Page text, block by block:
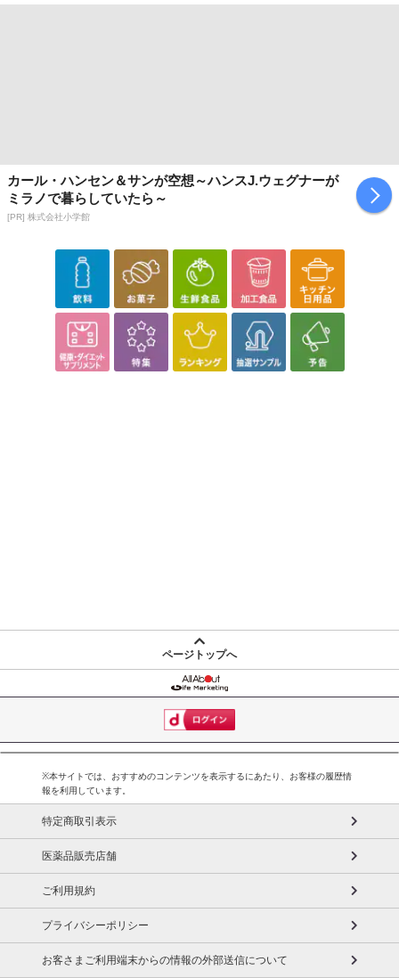
カール・ハンセン＆サンが空想～ハンスJ.ウェグナーが
ミラノで暮らしていたら～
[PR] 株式会社小学館
ページトップへ
※本サイトでは、おすすめのコンテンツを表示するにあたり、お客様の履歴情
報を利用しています。
特定商取引表示
医薬品販売店舗
ご利用規約
プライバシーポリシー
お客さまご利用端末からの情報の外部送信について